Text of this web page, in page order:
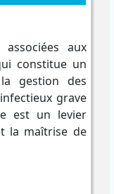
aux
constitue un
gestion des
grave
est un levier
la maîtrise de